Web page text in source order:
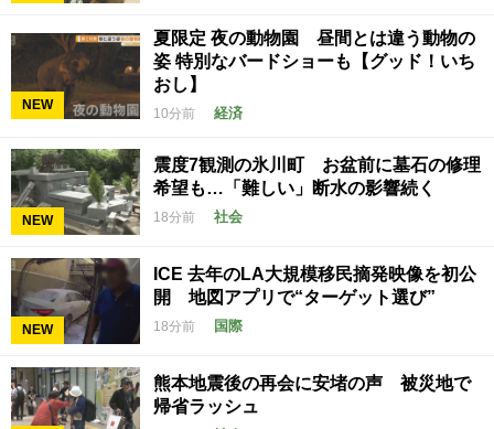
NEW
夏限定 夜の動物園 昼間とは違う動物の
姿 特別なバードショーも【グッド！いち
おし】
10分前 経済
NEW
震度7観測の氷川町 お盆前に墓石の修理
希望も…「難しい」断水の影響続く
18分前 社会
NEW
ICE 去年のLA大規模移民摘発映像を初公
開 地図アプリで“ターゲット選び”
18分前 国際
熊本地震後の再会に安堵の声 被災地で
帰省ラッシュ